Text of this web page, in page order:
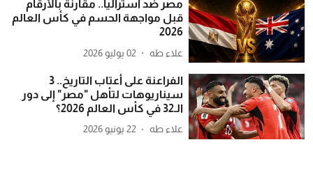
مصر ضد أستراليا.. مقارنة بالأرقام
قبل مواجهة الحسم في كأس العالم
2026
علاء طه 02 يوليو 2026
الفراعنة على أعتاب التاريخ.. 3
سيناريوهات لتأهل "مصر" إلى دور
الـ32 في كأس العالم 2026؟
علاء طه 22 يونيو 2026